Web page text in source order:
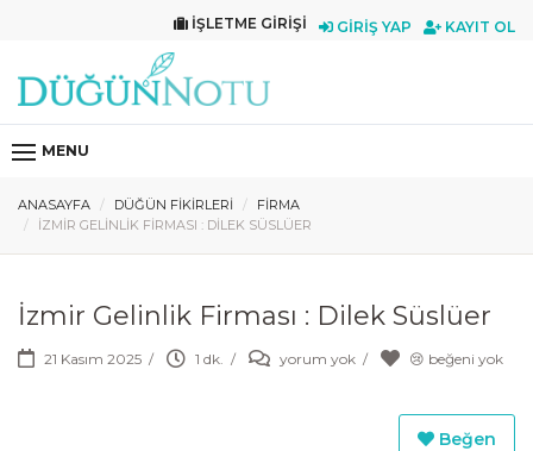
İŞLETME GIRIŞI GIRIŞ YAP KAYIT OL
MENU
ANASAYFA DÜĞÜN FIKIRLERI
FIRMA
İZMIR GELINLIK FIRMASI : DILEK SÜSLÜER
İzmir Gelinlik Firması : Dilek Süslüer
21 Kasım 2025 / 1 dk. / yorum yok / 😢 beğeni yok
Beğen